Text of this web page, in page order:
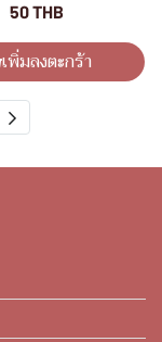
50 THB
เพิ่มลงตะกร้า